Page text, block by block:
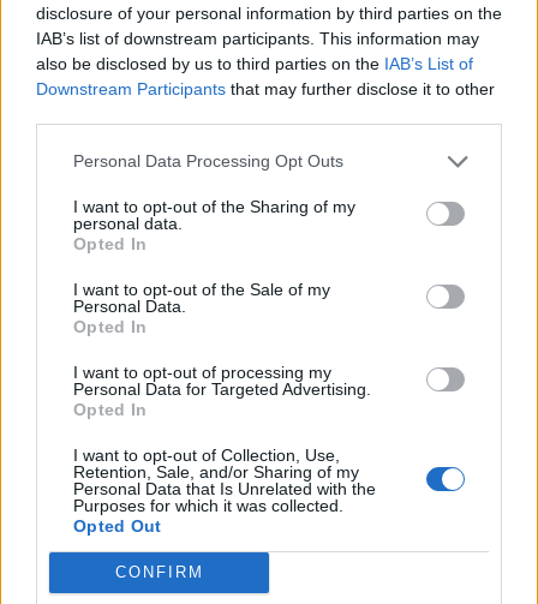
disclosure of your personal information by third parties on the
IAB’s list of downstream participants. This information may
also be disclosed by us to third parties on the IAB’s List of
Downstream Participants that may further disclose it to other
Personal Data Processing Opt Outs
I want to opt-out of the Sharing of my
personal data.
Opted In
I want to opt-out of the Sale of my
Personal Data.
Opted In
I want to opt-out of processing my
Personal Data for Targeted Advertising.
Opted In
I want to opt-out of Collection, Use,
Retention, Sale, and/or Sharing of my
Personal Data that Is Unrelated with the
Purposes for which it was collected.
Opted Out
CONFIRM
μάθετε πρώτοι τα πιο hot νέα.
Ακολουθήστε το Pink.gr και στοInstagram